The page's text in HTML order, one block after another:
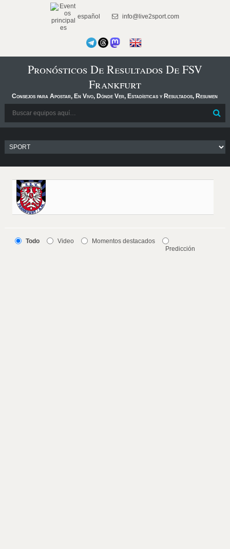
español info@live2sport.com
Pronósticos De Resultados De FSV
Frankfurt
Consejos para Apostar, En Vivo, Dónde Ver, Estadísticas y Resultados, Resumen
Todo Video
Momentos destacados
Predicción